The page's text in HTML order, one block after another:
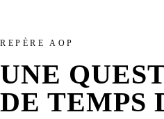
REPÈRE AOP
UNE
DE TEMPS